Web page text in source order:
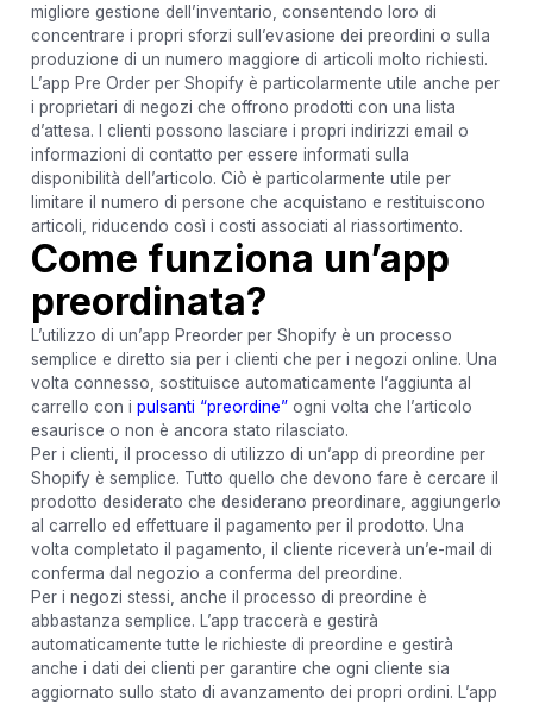
migliore gestione dell’inventario, consentendo loro di
concentrare i propri sforzi sull’evasione dei preordini o sulla
produzione di un numero maggiore di articoli molto richiesti.
L’app Pre Order per Shopify è particolarmente utile anche per
i proprietari di negozi che offrono prodotti con una lista
d’attesa. I clienti possono lasciare i propri indirizzi email o
informazioni di contatto per essere informati sulla
disponibilità dell’articolo. Ciò è particolarmente utile per
limitare il numero di persone che acquistano e restituiscono
articoli, riducendo così i costi associati al riassortimento.
Come funziona un’app
preordinata?
L’utilizzo di un’app Preorder per Shopify è un processo
semplice e diretto sia per i clienti che per i negozi online. Una
volta connesso, sostituisce automaticamente l’aggiunta al
carrello con i pulsanti “preordine”ogni volta che l’articolo
esaurisce o non è ancora stato rilasciato.
Per i clienti, il processo di utilizzo di un’app di preordine per
Shopify è semplice. Tutto quello che devono fare è cercare il
prodotto desiderato che desiderano preordinare, aggiungerlo
al carrello ed effettuare il pagamento per il prodotto. Una
volta completato il pagamento, il cliente riceverà un’e-mail di
conferma dal negozio a conferma del preordine.
Per i negozi stessi, anche il processo di preordine è
abbastanza semplice. L’app traccerà e gestirà
automaticamente tutte le richieste di preordine e gestirà
anche i dati dei clienti per garantire che ogni cliente sia
aggiornato sullo stato di avanzamento dei propri ordini. L’app